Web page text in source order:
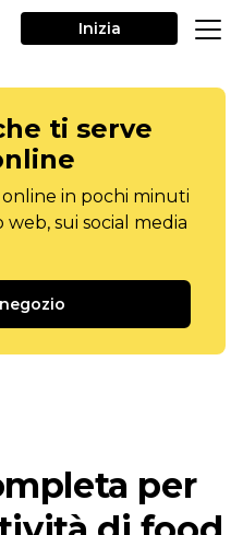
Inizia
ti serve
in pochi minuti
sui social media
per